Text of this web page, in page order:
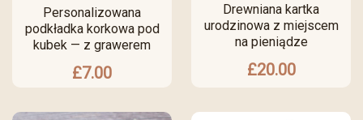
Personalizowana
podkładka korkowa pod
kubek — z grawerem
£7.00
Drewniana kartka
urodzinowa z miejscem
na pieniądze
£20.00